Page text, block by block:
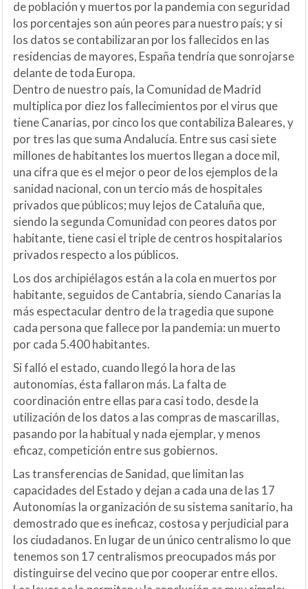
de población y muertos por la pandemia con seguridad
los porcentajes son aún peores para nuestro país; y si
los datos se contabilizaran por los fallecidos en las
residencias de mayores, España tendría que sonrojarse
delante de toda Europa.
Dentro de nuestro país, la Comunidad de Madrid
multiplica por diez los fallecimientos por el virus que
tiene Canarias, por cinco los que contabiliza Baleares, y
por tres las que suma Andalucía. Entre sus casi siete
millones de habitantes los muertos llegan a doce mil,
una cifra que es el mejor o peor de los ejemplos de la
sanidad nacional, con un tercio más de hospitales
privados que públicos; muy lejos de Cataluña que,
siendo la segunda Comunidad con peores datos por
habitante, tiene casi el triple de centros hospitalarios
privados respecto a los públicos.
Los dos archipiélagos están a la cola en muertos por
habitante, seguidos de Cantabria, siendo Canarias la
más espectacular dentro de la tragedia que supone
cada persona que fallece por la pandemia: un muerto
por cada 5.400 habitantes.
Si falló el estado, cuando llegó la hora de las
autonomías, ésta fallaron más. La falta de
coordinación entre ellas para casi todo, desde la
utilización de los datos a las compras de mascarillas,
pasando por la habitual y nada ejemplar, y menos
eficaz, competición entre sus gobiernos.
Las transferencias de Sanidad, que limitan las
capacidades del Estado y dejan a cada una de las 17
Autonomías la organización de su sistema sanitario, ha
demostrado que es ineficaz, costosa y perjudicial para
los ciudadanos. En lugar de un único centralismo lo que
tenemos son 17 centralismos preocupados más por
distinguirse del vecino que por cooperar entre ellos.